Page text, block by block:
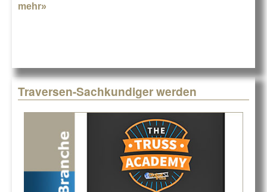
mehr»
Traversen-Sachkundiger werden